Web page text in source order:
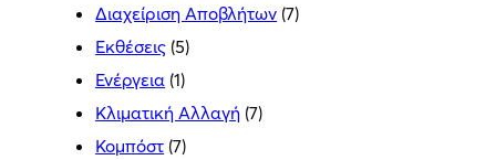
Διαχείριση Αποβλήτων (7)
Εκθέσεις (5)
Ενέργεια (1)
Κλιματική Αλλαγή (7)
Κομπόστ (7)